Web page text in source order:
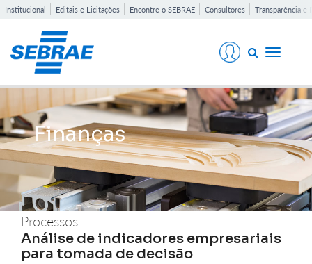
Institucional Editais e Licitações Encontre o SEBRAE Consultores Transparência e
Toggle
Finanças
Processos
Análise de indicadores empresariais
para tomada de decisão